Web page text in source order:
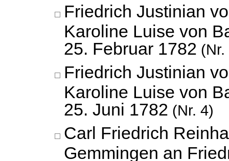
Friedrich Justinian
Karoline Luise von
25. Februar 1782 (Nr.
Friedrich Justinian
Karoline Luise von
25. Juni 1782 (Nr. 4)
Carl Friedrich
Gemmingen an